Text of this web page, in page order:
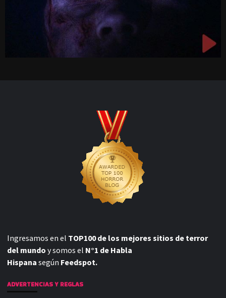
Ingresamos en el TOP100 de los mejores sitios de terror
del mundo y somos el N°1 de Habla
Hispana según Feedspot.
ADVERTENCIAS Y REGLAS